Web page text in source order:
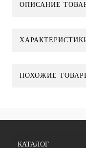
ОПИСАНИЕ
ПОХОЖИЕ
КАТАЛОГ